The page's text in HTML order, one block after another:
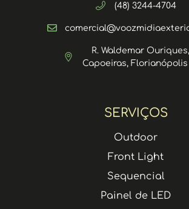
SERVIÇOS
Outdoor
Front Light
Sequencial
Painel de LED
(48) 3244-4704
R. Waldemar
Capoeiras, Florianópolis